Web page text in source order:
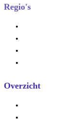
Regio's
Overzicht